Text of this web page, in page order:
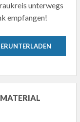
unterwegs
empfangen!